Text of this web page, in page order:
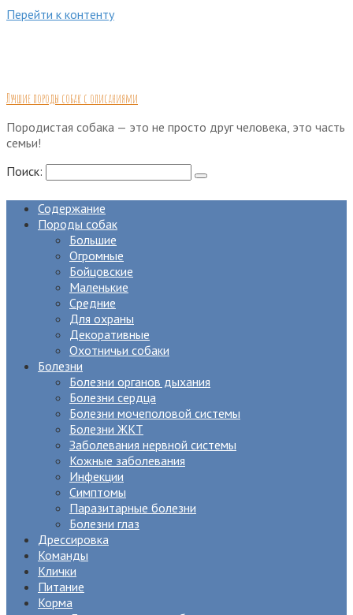
Перейти к контенту
Лучшие породы собак с описаниями
Породистая собака — это не просто друг человека, это часть
семьи!
Поиск:
Содержание
Породы собак
Большие
Огромные
Бойцовские
Маленькие
Средние
Для охраны
Декоративные
Охотничьи собаки
Болезни
Болезни органов дыхания
Болезни сердца
Болезни мочеполовой системы
Болезни ЖКТ
Заболевания нервной системы
Кожные заболевания
Инфекции
Симптомы
Паразитарные болезни
Болезни глаз
Дрессировка
Команды
Клички
Питание
Корма